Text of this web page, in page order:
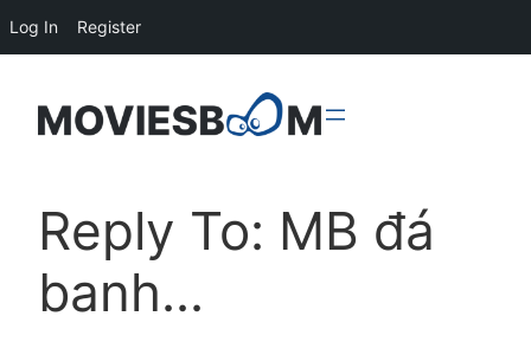
Reply To: MB đá
banh…
Log In Register